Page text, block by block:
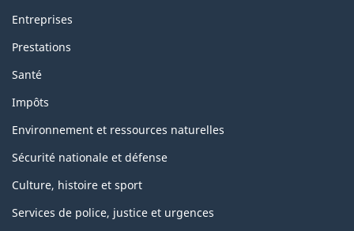
Entreprises
Prestations
Santé
Impôts
Environnement et ressources naturelles
Sécurité nationale et défense
Culture, histoire et sport
Services de police, justice et urgences